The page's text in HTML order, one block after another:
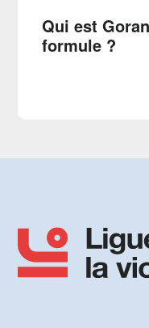
Qui est
formule ?